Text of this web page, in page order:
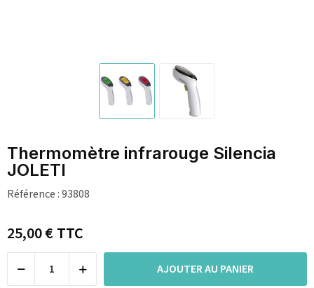
Thermomètre infrarouge Silencia
JOLETI
Référence :93808
25,00 €TTC
AJOUTER AU PANIER